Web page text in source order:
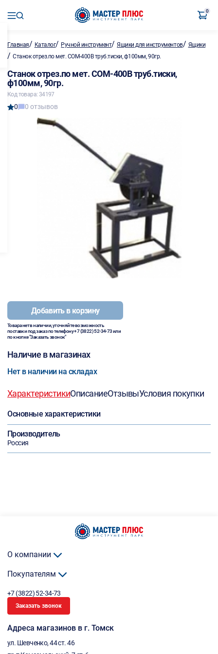
0
Главная/ Каталог/ Ручной инструмент/Ящики для инструментов/ Ящики
/ Станок отрез.по мет. СОМ-400В труб.тиски, ф100мм, 90гр.
Станок отрез.по мет. СОМ-400В труб.тиски,
ф100мм, 90гр.
Код товара: 34197
0 0 отзывов
Добавить в корзину
Товара нет в наличии, уточняйте возможность
поставки под заказ по телефону+7 (3822) 52-34-73или
по кнопке "Заказать звонок"
Наличие в магазинах
Нет в наличии на складах
ХарактеристикиОписаниеОтзывыУсловия покупки
Основные характеристики
Производитель
Россия
О компании
Покупателям
+7 (3822) 52-34-73
Заказать звонок
Адреса магазинов в г. Томск
ул. Шевченко, 44 ст. 46